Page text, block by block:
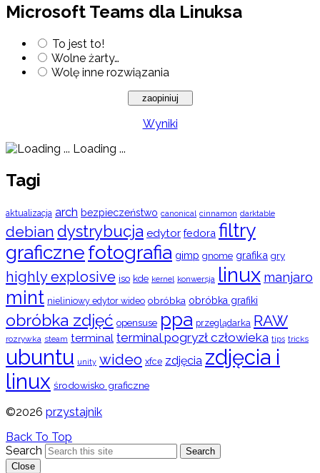
Microsoft Teams dla Linuksa
To jest to!
Wolne żarty…
Wolę inne rozwiązania
Wyniki
Loading ...
Tagi
aktualizacja arch bezpieczeństwo canonical cinnamon darktable
debian dystrybucja edytor fedora filtry
graficznefotografia gimp gnome grafika gry
highly explosive iso kde kernel konwersja linux manjaro
mint nieliniowy edytor wideo obróbka obróbka grafiki
obróbka zdjęć opensuse ppa przeglądarka RAW
rozrywka steam terminal terminal pogryzł człowieka tips tricks
ubuntu unity wideo xfce zdjęcia zdjęcia i
linux środowisko graficzne
©2026 przystajnik
Back To Top
Search
Search
Close